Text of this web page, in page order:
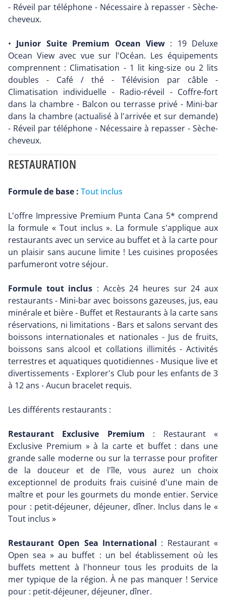
- Réveil par téléphone - Nécessaire à repasser - Sèche-
cheveux.
• Junior Suite Premium Ocean View: 19 Deluxe
Ocean View avec vue sur l'Océan. Les équipements
comprennent : Climatisation - 1 lit king-size ou 2 lits
doubles - Café / thé - Télévision par câble -
Climatisation individuelle - Radio-réveil - Coffre-fort
dans la chambre - Balcon ou terrasse privé - Mini-bar
dans la chambre (actualisé à l'arrivée et sur demande)
- Réveil par téléphone - Nécessaire à repasser - Sèche-
cheveux.
RESTAURATION
Formule de base : Tout inclus
L'offre Impressive Premium Punta Cana 5* comprend
la formule « Tout inclus ». La formule s'applique aux
restaurants avec un service au buffet et à la carte pour
un plaisir sans aucune limite ! Les cuisines proposées
parfumeront votre séjour.
Formule tout inclus : Accès 24 heures sur 24 aux
restaurants - Mini-bar avec boissons gazeuses, jus, eau
minérale et bière - Buffet et Restaurants à la carte sans
réservations, ni limitations - Bars et salons servant des
boissons internationales et nationales - Jus de fruits,
boissons sans alcool et collations illimités - Activités
terrestres et aquatiques quotidiennes - Musique live et
divertissements - Explorer's Club pour les enfants de 3
à 12 ans - Aucun bracelet requis.
Les différents restaurants :
Restaurant Exclusive Premium : Restaurant «
Exclusive Premium » à la carte et buffet : dans une
grande salle moderne ou sur la terrasse pour profiter
de la douceur et de l'île, vous aurez un choix
exceptionnel de produits frais cuisiné d'une main de
maître et pour les gourmets du monde entier. Service
pour : petit-déjeuner, déjeuner, dîner. Inclus dans le «
Tout inclus »
Restaurant Open Sea International : Restaurant «
Open sea » au buffet : un bel établissement où les
buffets mettent à l'honneur tous les produits de la
mer typique de la région. À ne pas manquer ! Service
pour : petit-déjeuner, déjeuner, dîner.